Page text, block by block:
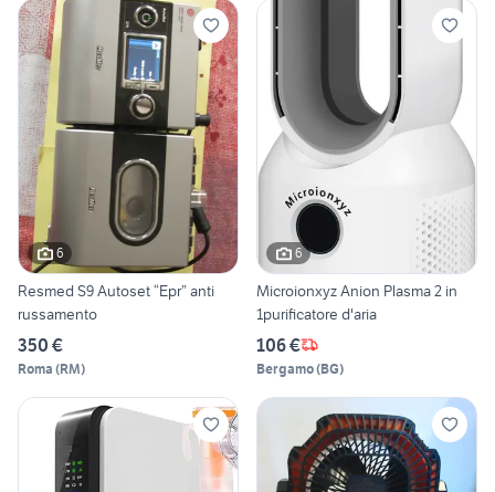
6
Resmed S9 Autoset “Epr” anti
russamento
350 €
Roma (RM)
6
Microionxyz Anion Plasma 2 in
1purificatore d'aria
106 €
Bergamo(BG)